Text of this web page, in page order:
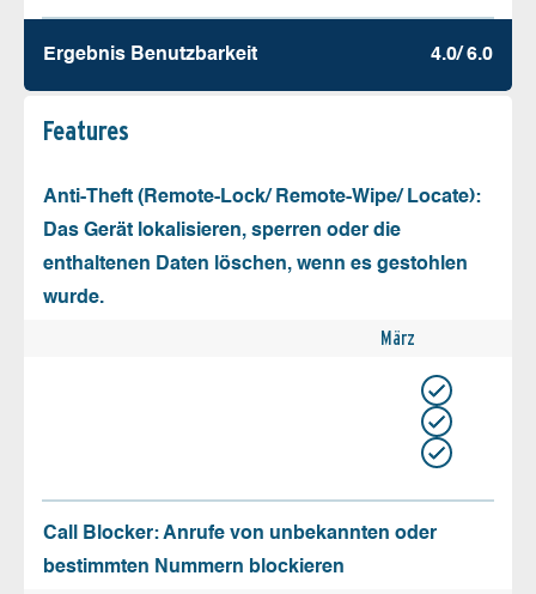
Ergebnis Benutz­barkeit 4.0/ 6.0
Features
Anti-Theft (Remote-Lock/ Remote-Wipe/ Locate):
Das Gerät lokalisieren, sperren oder die
enthaltenen Daten löschen, wenn es gestohlen
wurde.
März
Call Blocker: Anrufe von unbekannten oder
bestimmten Nummern blockieren